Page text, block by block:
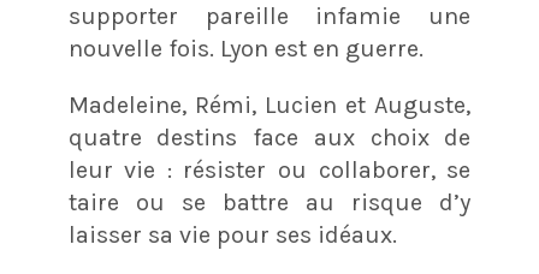
supporter pareille infamie une
nouvelle fois. Lyon est en guerre.
Madeleine, Rémi, Lucien et Auguste,
quatre destins face aux choix de
leur vie : résister ou collaborer, se
taire ou se battre au risque d’y
laisser sa vie pour ses idéaux.